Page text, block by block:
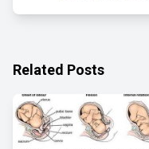
Related Posts